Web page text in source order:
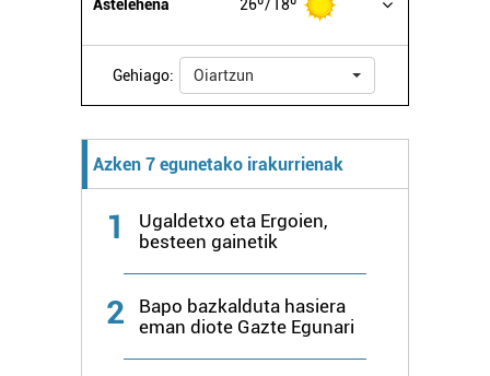
Astelehena 26º 18º
Gehiago: Oiartzun
Azken 7 egunetako irakurrienak
1
Ugaldetxo eta Ergoien,
besteen gainetik
2
Bapo bazkalduta hasiera
eman diote Gazte Egunari